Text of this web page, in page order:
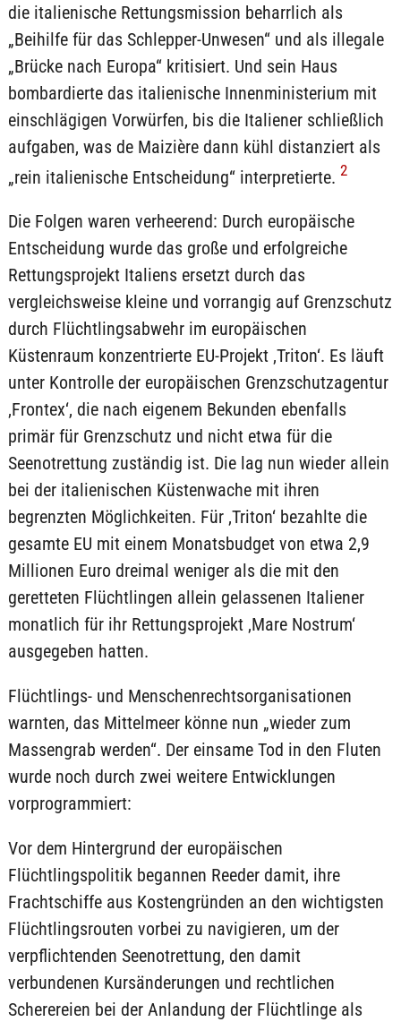
die italienische Rettungsmission beharrlich als
„Beihilfe für das Schlepper-Unwesen“ und als illegale
„Brücke nach Europa“ kritisiert. Und sein Haus
bombardierte das italienische Innenministerium mit
einschlägigen Vorwürfen, bis die Italiener schließlich
aufgaben, was de Maizière dann kühl distanziert als
„rein italienische Entscheidung“ interpretierte. 2
Die Folgen waren verheerend: Durch europäische
Entscheidung wurde das große und erfolgreiche
Rettungsprojekt Italiens ersetzt durch das
vergleichsweise kleine und vorrangig auf Grenzschutz
durch Flüchtlingsabwehr im europäischen
Küstenraum konzentrierte EU-Projekt ‚Triton‘. Es läuft
unter Kontrolle der europäischen Grenzschutzagentur
‚Frontex‘, die nach eigenem Bekunden ebenfalls
primär für Grenzschutz und nicht etwa für die
Seenotrettung zuständig ist. Die lag nun wieder allein
bei der italienischen Küstenwache mit ihren
begrenzten Möglichkeiten. Für ‚Triton‘ bezahlte die
gesamte EU mit einem Monatsbudget von etwa 2,9
Millionen Euro dreimal weniger als die mit den
geretteten Flüchtlingen allein gelassenen Italiener
monatlich für ihr Rettungsprojekt ‚Mare Nostrum‘
ausgegeben hatten.
Flüchtlings- und Menschenrechtsorganisationen
warnten, das Mittelmeer könne nun „wieder zum
Massengrab werden“. Der einsame Tod in den Fluten
wurde noch durch zwei weitere Entwicklungen
vorprogrammiert:
Vor dem Hintergrund der europäischen
Flüchtlingspolitik begannen Reeder damit, ihre
Frachtschiffe aus Kostengründen an den wichtigsten
Flüchtlingsrouten vorbei zu navigieren, um der
verpflichtenden Seenotrettung, den damit
verbundenen Kursänderungen und rechtlichen
Scherereien bei der Anlandung der Flüchtlinge als